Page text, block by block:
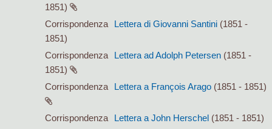
1851)
Corrispondenza
Lettera di Giovanni Santini (1851 -
1851)
Corrispondenza
Lettera ad Adolph Petersen (1851 -
1851)
Corrispondenza
Lettera a François Arago (1851 - 1851)
Corrispondenza Lettera a John Herschel (1851 - 1851)